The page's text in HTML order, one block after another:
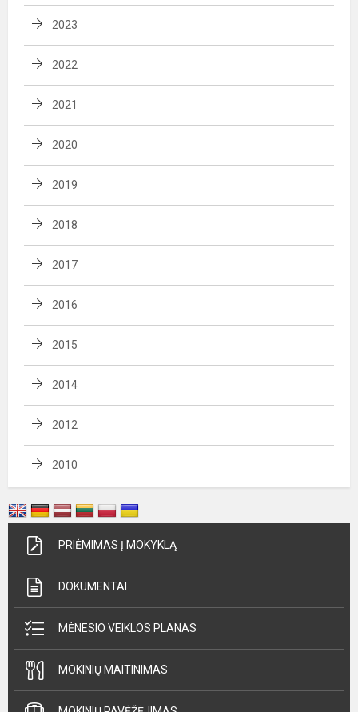
2023
2022
2021
2020
2019
2018
2017
2016
2015
2014
2012
2010
PRIĖMIMAS Į MOKYKLĄ
DOKUMENTAI
MĖNESIO VEIKLOS PLANAS
MOKINIŲ MAITINIMAS